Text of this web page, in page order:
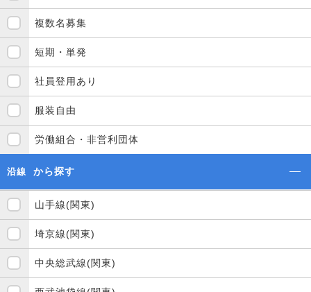
複数名募集
短期・単発
社員登用あり
服装自由
労働組合・非営利団体
沿線 から探す
山手線(関東)
埼京線(関東)
中央総武線(関東)